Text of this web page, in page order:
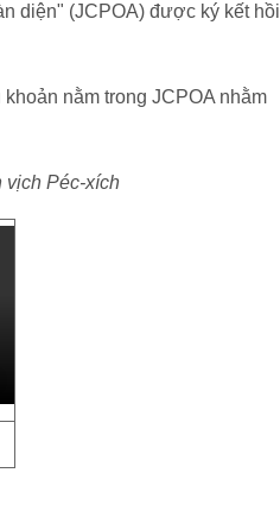
diện" (JCPOA) được ký kết hồi
nằm trong JCPOA nhằm
vịch Péc-xích